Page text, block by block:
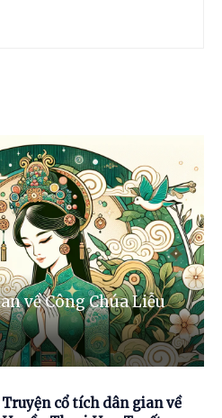
về Công Chúa Liễu
Truyện cổ tích dân gian về